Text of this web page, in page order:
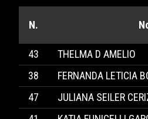
N.
43
THELMA D AMELIO
38
FERNANDA LETICIA
47
JULIANA SEILER